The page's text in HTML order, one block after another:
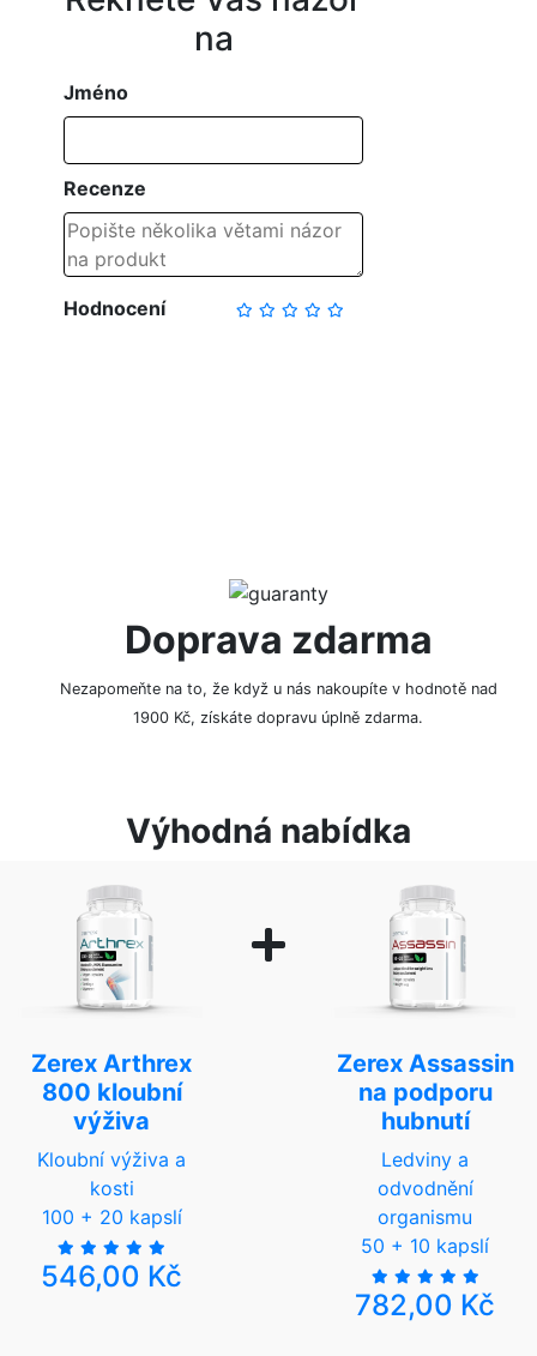
na
Jméno
Recenze
Hodnocení
Doprava zdarma
Nezapomeňte na to, že když u nás nakoupíte v hodnotě nad
1900 Kč, získáte dopravu úplně zdarma.
Výhodná nabídka
Zerex Arthrex
800 kloubní
výživa
Kloubní výživa a
kosti
100 + 20 kapslí
546,00 Kč
Zerex Assassin
na podporu
hubnutí
Ledviny a
odvodnění
organismu
50 + 10 kapslí
782,00 Kč